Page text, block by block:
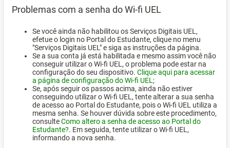
Problemas com a senha do Wi-fi UEL
Se você ainda não habilitou os Serviços Digitais UEL,
efetue o login no Portal do Estudante, clique no menu
"Serviços Digitais UEL" e siga as instruções da página.
Se a sua conta já está habilitada e mesmo assim você não
conseguir utilizar o Wi-fi UEL, o problema pode estar na
configuração do seu dispositivo. Clique aqui para acessar
a página de configuração do Wi-fi UEL ;
Se, após seguir os passos acima, ainda não estiver
conseguindo utilizar o Wi-fi UEL, tente alterar a sua senha
de acesso ao Portal do Estudante, pois o Wi-fi UEL utiliza a
mesma senha. Se houver dúvida sobre este procedimento,
consulteComo altero a senha de acesso ao Portal do
Estudante?. Em seguida, tente utilizar o Wi-fi UEL,
informando a nova senha.